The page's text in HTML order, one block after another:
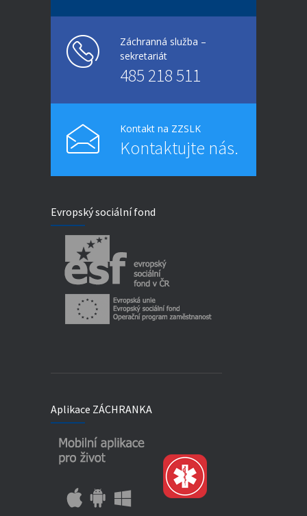
Záchranná služba –
sekretariát
485 218 511
Kontakt na ZZSLK
Kontaktujte nás.
Evropský sociální fond
Aplikace ZÁCHRANKA